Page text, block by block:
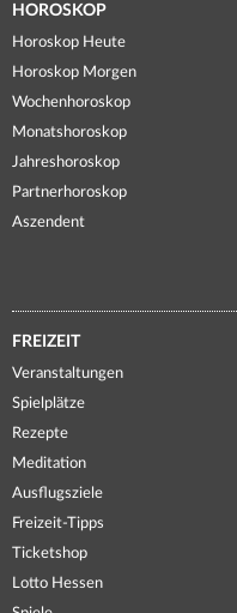
HOROSKOP
Horoskop Heute
Horoskop Morgen
Wochenhoroskop
Monatshoroskop
Jahreshoroskop
Partnerhoroskop
Aszendent
FREIZEIT
Veranstaltungen
Spielplätze
Rezepte
Meditation
Ausflugsziele
Freizeit-Tipps
Ticketshop
Lotto Hessen